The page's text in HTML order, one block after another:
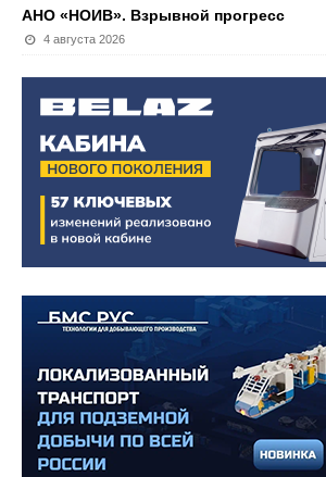
АНО «НОИВ». Взрывной прогресс
4 августа 2026